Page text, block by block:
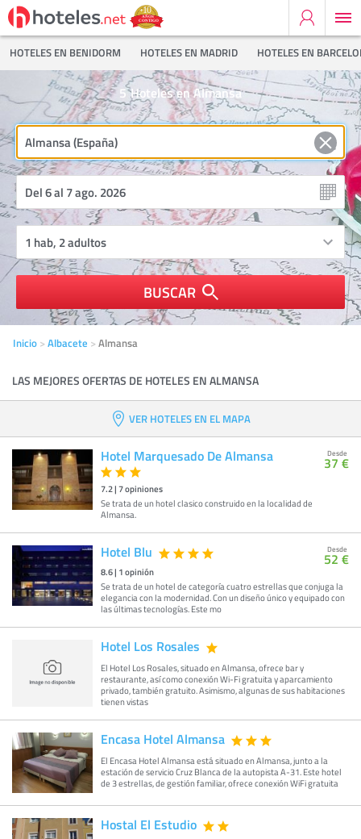
HOTELES EN BENIDORM HOTELES EN MADRID HOTELES EN
Hoteles en Almansa
5
BUSCAR
Inicio Albacete Almansa
LAS MEJORES OFERTAS DE HOTELES EN ALMANSA
VER HOTELES EN EL MAPA
Hotel Marquesado De Almansa
7.2|7opiniones
Se trata de un hotel clasico construido en la localidad de
Almansa.
Desde
37 €
Hotel Blu
8.6| 1opinión
Se trata de un hotel de categoría cuatro estrellas que conjuga la
elegancia con la modernidad. Con un diseño único y equipado con
las últimas tecnologías. Este mo
Desde
52 €
Hotel Los Rosales
El Hotel Los Rosales, situado en Almansa, ofrece bar y
restaurante, así como conexión Wi-Fi gratuita y aparcamiento
privado, también gratuito. Asimismo, algunas de sus habitaciones
tienen vistas
Encasa Hotel Almansa
El Encasa Hotel Almansa está situado en Almansa, junto a la
estación de servicio Cruz Blanca de la autopista A-31. Este hotel
de 3 estrellas, de gestión familiar, ofrece conexión WiFi gratuita
Hostal El Estudio